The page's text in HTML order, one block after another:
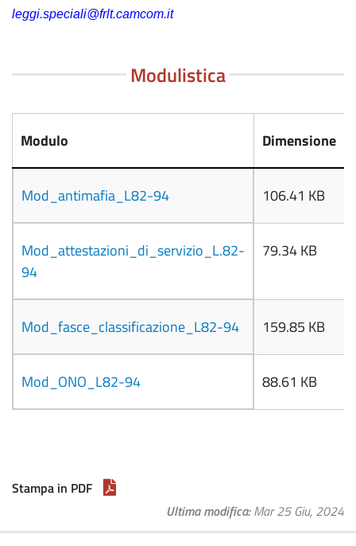
leggi.speciali@frlt.camcom.it
Modulistica
Modulo Dimensione
Mod_antimafia_L82-94 106.41 KB
Mod_attestazioni_di_servizio_L.82-
94
79.34 KB
Mod_fasce_classificazione_L82-94 159.85 KB
Mod_ONO_L82-94 88.61 KB
Stampa in PDF
Ultima modifica Mar 25 Giu, 2024